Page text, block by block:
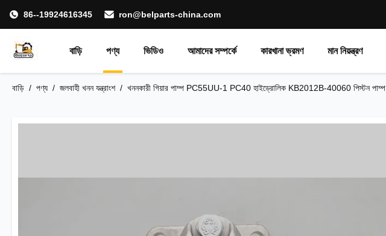
86--19924616345 ron@belparts-china.com
বাড়ি পণ্য ভিডিও আমাদের সম্পর্কে কারখানা ভ্রমণ মান নিয়ন্ত্রণ
বাড়ি / পণ্য / জলবাহী খনন যন্ত্রাংশ/ খননকারী গিয়ার পাম্প PC55UU-1 PC40 হাইড্রোলিক KB2012B-40060 পিস্টন পাম্প